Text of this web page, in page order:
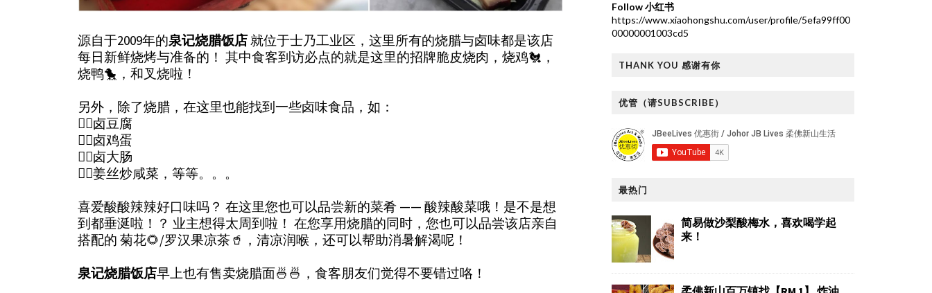
源自于2009年的泉记烧腊饭店就位于士乃工业区，这里所有的烧腊与卤味都是该店
每日新鲜烧烤与准备的！ 其中食客到访必点的就是这里的招牌脆皮烧肉，烧鸡🐔，
烧鸭🐤，和叉烧啦！
另外，除了烧腊，在这里也能找到一些卤味食品，如：
👍🏻卤豆腐
👍🏻卤鸡蛋
👍🏻卤大肠
👍🏻姜丝炒咸菜，等等。。。
喜爱酸酸辣辣好口味吗？ 在这里您也可以品尝新的菜肴 —— 酸辣酸菜哦！是不是想
到都垂涎啦！？ 业主想得太周到啦！ 在您享用烧腊的同时，您也可以品尝该店亲自
搭配的 菊花🌻/罗汉果凉茶🥤，清凉润喉，还可以帮助消暑解渴呢！
泉记烧腊饭店早上也有售卖烧腊面🍜🍜，食客朋友们觉得不要错过咯！
Follow 小红书
https://www.xiaohongshu.com/user/profile/5efa99ff00
00000001003cd5
THANK YOU 感谢有你
优管（请SUBSCRIBE）
最热门
简易做沙梨酸梅水，喜欢喝学起
来！